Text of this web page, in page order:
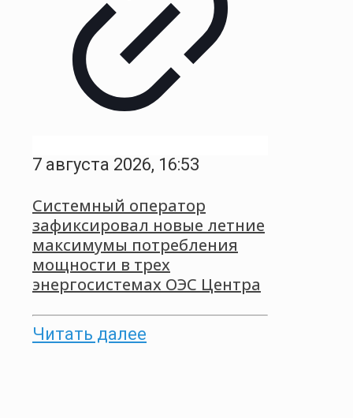
7 августа 2026, 16:53
Системный оператор
зафиксировал новые летние
максимумы потребления
мощности в трех
энергосистемах ОЭС Центра
Читать далее